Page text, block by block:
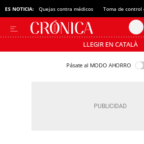
ES NOTICIA: Quejas contra médicos Toma de control
LLEGIR EN CATALÀ
Pásate al MODO AHORRO